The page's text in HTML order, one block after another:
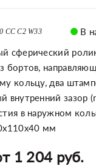
CC C2 W33
В
сферический
бортов,
кольцу, два
внутренний зазор
в наружном
мм
1 204 руб.